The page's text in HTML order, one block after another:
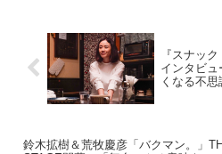
『スナッ
インタビ
くなる不
鈴木拡樹＆荒牧慶彦「バクマン。」